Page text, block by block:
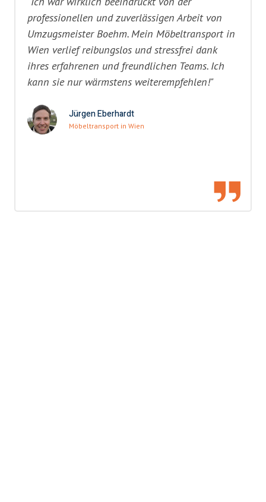
professionellen und zuverlässigen Arbeit von
Umzugsmeister Boehm. Mein Möbeltransport in
Wien verlief reibungslos und stressfrei dank
ihres erfahrenen und freundlichen Teams. Ich
kann sie nur wärmstens weiterempfehlen!"
Jürgen Eberhardt
Möbeltransport in Wien